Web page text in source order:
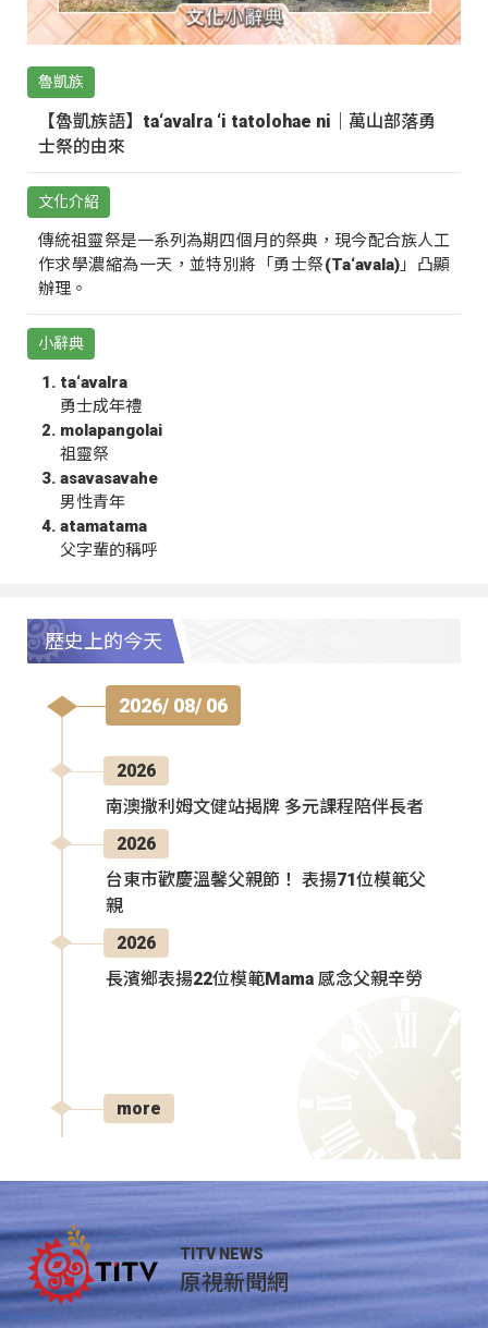
魯凱族
【魯凱族語】ta‘avalra ‘i tatolohae ni｜萬山部落勇
士祭的由來
文化介紹
傳統祖靈祭是一系列為期四個月的祭典，現今配合族人工
作求學濃縮為一天，並特別將「勇士祭(Ta‘avala)」凸顯
辦理。
小辭典
ta‘avalra
勇士成年禮
molapangolai
祖靈祭
asavasavahe
男性青年
atamatama
父字輩的稱呼
歷史上的今天
2026/ 08/ 06
2026
南澳撒利姆文健站揭牌 多元課程陪伴長者
2026
台東市歡慶溫馨父親節！ 表揚71位模範父
親
2026
長濱鄉表揚22位模範Mama 感念父親辛勞
more
TITV NEWS
原視新聞網